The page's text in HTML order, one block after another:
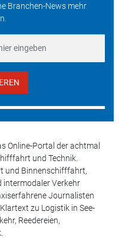
Branchen-News mehr
Online-Portal der achtmal
und Technik.
und Binnenschifffahrt,
intermodaler Verkehr
Journalisten
zu Logistik in See-
Reedereien,